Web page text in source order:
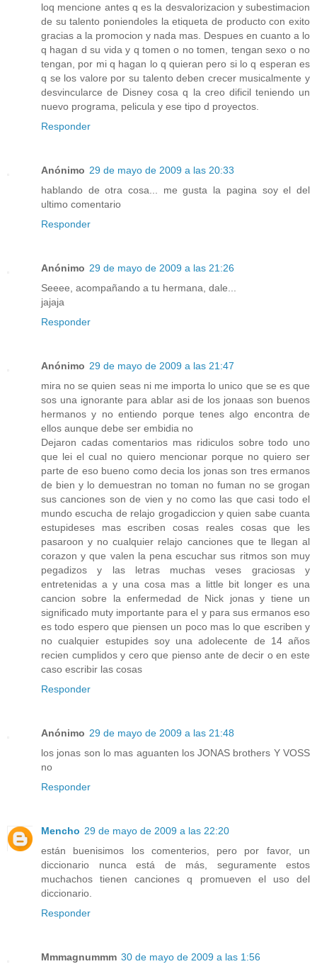
loq mencione antes q es la desvalorizacion y subestimacion
de su talento poniendoles la etiqueta de producto con exito
gracias a la promocion y nada mas. Despues en cuanto a lo
q hagan d su vida y q tomen o no tomen, tengan sexo o no
tengan, por mi q hagan lo q quieran pero si lo q esperan es
q se los valore por su talento deben crecer musicalmente y
desvincularce de Disney cosa q la creo dificil teniendo un
nuevo programa, pelicula y ese tipo d proyectos.
Responder
Anónimo 29 de mayo de 2009 a las 20:33
hablando de otra cosa... me gusta la pagina soy el del
ultimo comentario
Responder
Anónimo 29 de mayo de 2009 a las 21:26
Seeee, acompañando a tu hermana, dale...
jajaja
Responder
Anónimo 29 de mayo de 2009 a las 21:47
mira no se quien seas ni me importa lo unico que se es que
sos una ignorante para ablar asi de los jonaas son buenos
hermanos y no entiendo porque tenes algo encontra de
ellos aunque debe ser embidia no
Dejaron cadas comentarios mas ridiculos sobre todo uno
que lei el cual no quiero mencionar porque no quiero ser
parte de eso bueno como decia los jonas son tres ermanos
de bien y lo demuestran no toman no fuman no se grogan
sus canciones son de vien y no como las que casi todo el
mundo escucha de relajo grogadiccion y quien sabe cuanta
estupideses mas escriben cosas reales cosas que les
pasaroon y no cualquier relajo canciones que te llegan al
corazon y que valen la pena escuchar sus ritmos son muy
pegadizos y las letras muchas veses graciosas y
entretenidas a y una cosa mas a little bit longer es una
cancion sobre la enfermedad de Nick jonas y tiene un
significado muty importante para el y para sus ermanos eso
es todo espero que piensen un poco mas lo que escriben y
no cualquier estupides soy una adolecente de 14 años
recien cumplidos y cero que pienso ante de decir o en este
caso escribir las cosas
Responder
Anónimo 29 de mayo de 2009 a las 21:48
los jonas son lo mas aguanten los JONAS brothers Y VOSS
no
Responder
Mencho 29 de mayo de 2009 a las 22:20
están buenisimos los comenterios, pero por favor, un
diccionario nunca está de más, seguramente estos
muchachos tienen canciones q promueven el uso del
diccionario.
Responder
Mmmagnummm 30 de mayo de 2009 a las 1:56